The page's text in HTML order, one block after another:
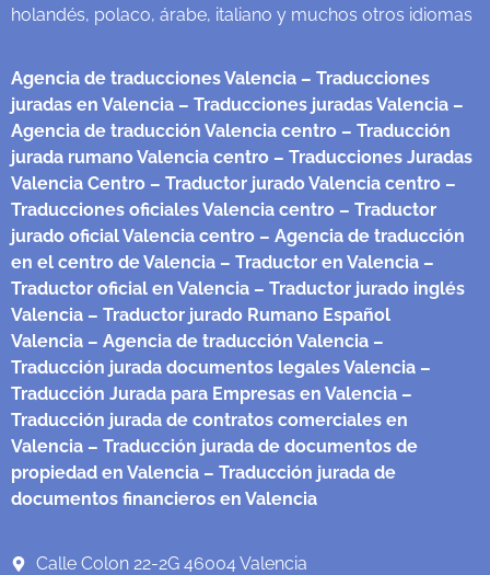
holandés, polaco, árabe, italiano y muchos otros idiomas
Agencia de traducciones Valencia – Traducciones
juradas en Valencia – Traducciones juradas Valencia –
Agencia de traducción Valencia centro – Traducción
jurada rumano Valencia centro – Traducciones Juradas
Valencia Centro – Traductor jurado Valencia centro –
Traducciones oficiales Valencia centro – Traductor
jurado oficial Valencia centro – Agencia de traducción
en el centro de Valencia – Traductor en Valencia –
Traductor oficial en Valencia – Traductor jurado inglés
Valencia – Traductor jurado Rumano Español
Valencia – Agencia de traducción Valencia –
Traducción jurada documentos legales Valencia –
Traducción Jurada para Empresas en Valencia –
Traducción jurada de contratos comerciales en
Valencia – Traducción jurada de documentos de
propiedad en Valencia – Traducción jurada de
documentos financieros en Valencia
Calle Colon 22-2G 46004 Valencia